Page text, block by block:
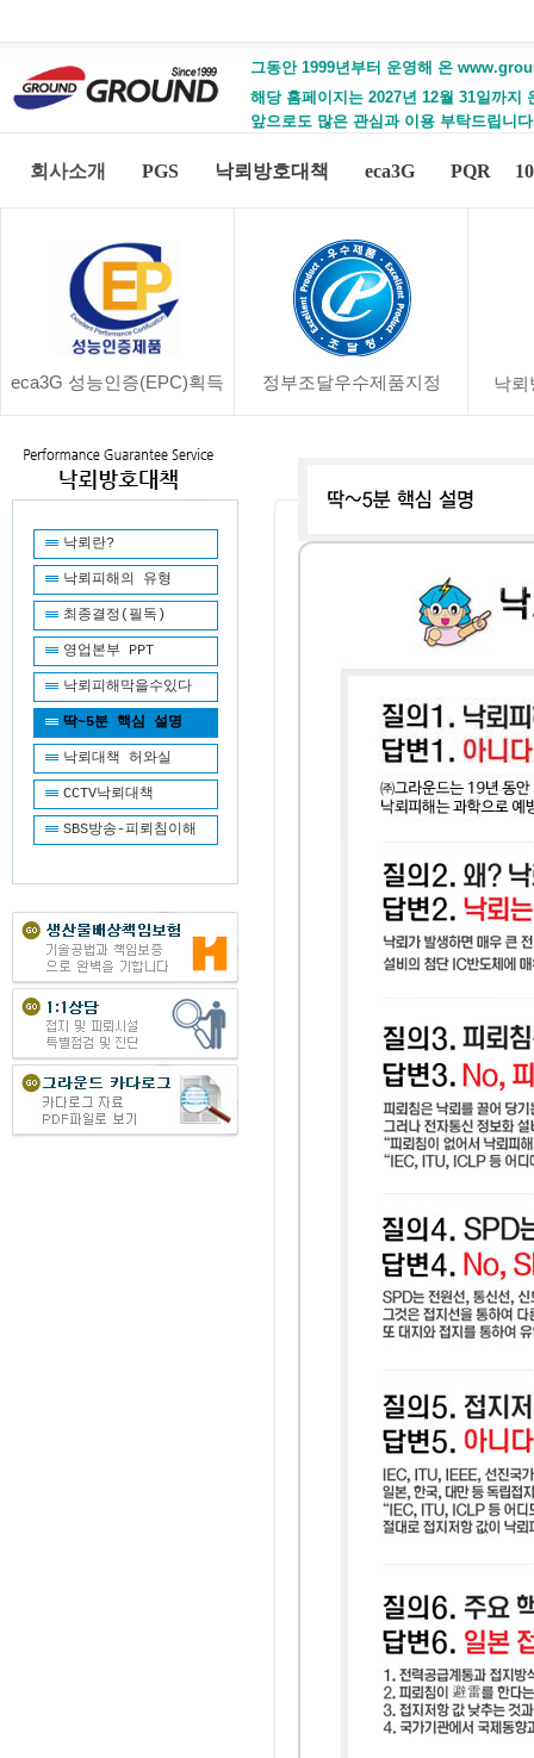
그동안 1999년부터 운영해 온
해당 홈페이지는 2027년 12월 31일까
앞으로도 많은 관심과 이용 부탁드립니
회사소개 PGS 낙뢰방호대책 eca3G PQR
eca3G 성능인증(EPC)획득 정부조달우수제품지정 낙뢰
낙뢰란?
낙뢰피해의 유형
최종결정(필독)
영업본부 PPT
낙뢰피해막을수있다
딱~5분 핵심 설명
낙뢰대책 허와실
CCTV낙뢰대책
SBS방송-피뢰침이해